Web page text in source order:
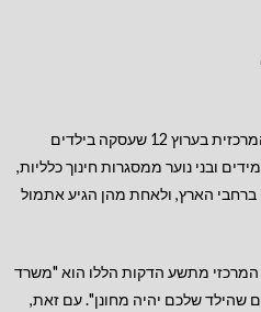
אתמול הופעתי בכתבה במהדורה המרכזית בערוץ 12 שעסקה בילדים
ובני נוער ממסגרות חינוך כלליות,
הארץ, ולאחת מהן הגיע אתמול
מתשע הדקות הללו הוא "משרד
שהילד שלכם יהיה מחונן". עם זאת,